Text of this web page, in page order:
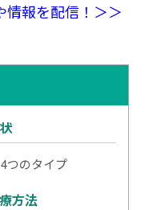
情報を配信！＞＞
つのタイプ
方法